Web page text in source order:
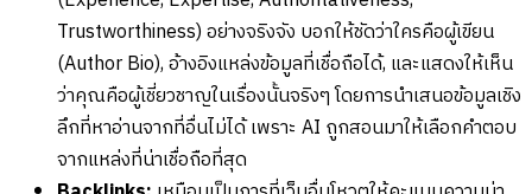
Trustworthiness) อย่างจริงจัง บอกให้ชัดว่าใครคือผู้เขียน
(Author Bio), อ้างอิงแหล่งข้อมูลที่เชื่อถือได้, และแสดงให้เห็น
ว่าคุณคือผู้เชี่ยวชาญในเรื่องนั้นจริงๆ โดยการนำเสนอข้อมูลเชิง
ลึกที่หาอ่านจากที่อื่นไม่ได้ เพราะ AI ถูกสอนมาให้เลือกคำตอบ
จากแหล่งที่น่าเชื่อถือที่สุด